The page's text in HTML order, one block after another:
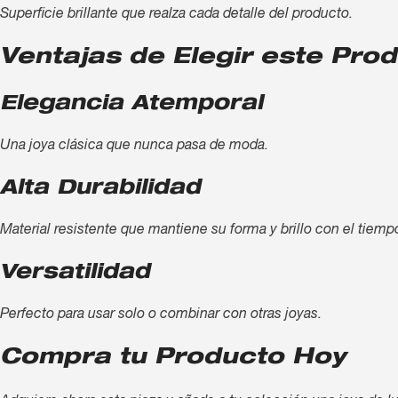
Superficie brillante que realza cada detalle del producto.
Ventajas de Elegir este
Elegancia Atemporal
Una joya clásica que nunca pasa de moda.
Alta Durabilidad
Material resistente que mantiene su forma y brillo con el
Versatilidad
Perfecto para usar solo o combinar con otras joyas.
Compra tu Producto Hoy